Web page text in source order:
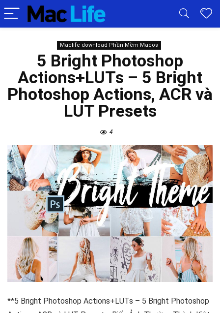
Maclife download Phần Mềm Macos
5 Bright Photoshop
Actions+LUTs – 5 Bright
Photoshop Actions, ACR và
LUT Presets
4
**5 Bright Photoshop Actions+LUTs – 5 Bright Photoshop